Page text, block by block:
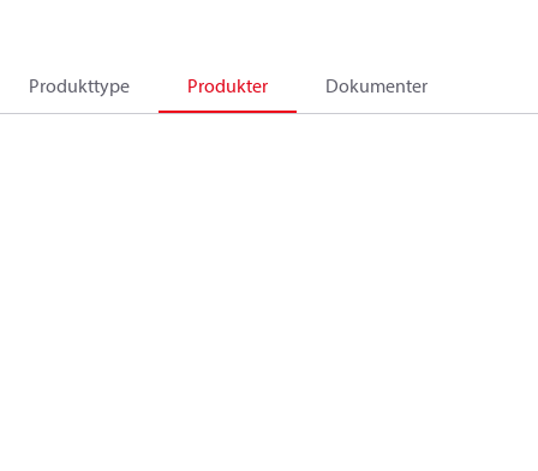
Produkttype Produkter Dokumenter